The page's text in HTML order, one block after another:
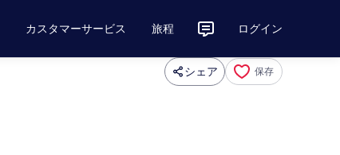
カスタマーサービス 旅程 ログイン
シェア 保存